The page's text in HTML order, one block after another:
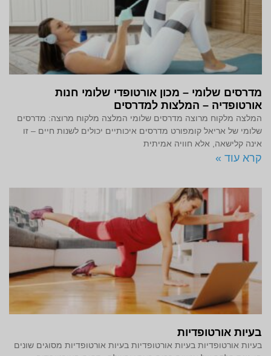
מדרסים שלומי – מכון אורטופדי שלומי חנות
אורטופדיה – המלצות למדרסים
המלצה מלקוח מרוצה מדרסים שלומי המלצה מלקוח מרוצה: מדרסים
שלומי של אריאל קומפורט מדרסים איכותיים יכולים לשנות חיים – זו
אינה קלישאה, אלא חוויה אמיתית
קרא עוד »
בעיות אורטופדיות
בעיות אורטופדיות בעיות אורטופדיות בעיות אורטופדיות מסוגים שונים